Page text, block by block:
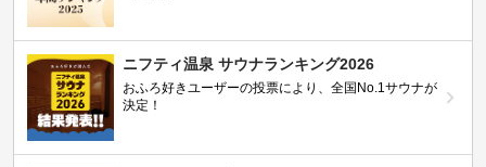
ニフティ温泉 サウナランキング2026
おふろ好きユーザーの投票により、全国No.1サウナが
決定！